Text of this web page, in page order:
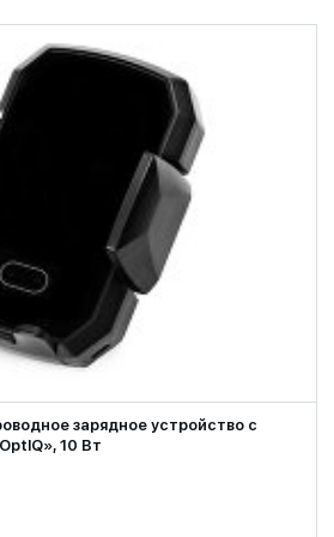
зарядное устройство с
10 Вт